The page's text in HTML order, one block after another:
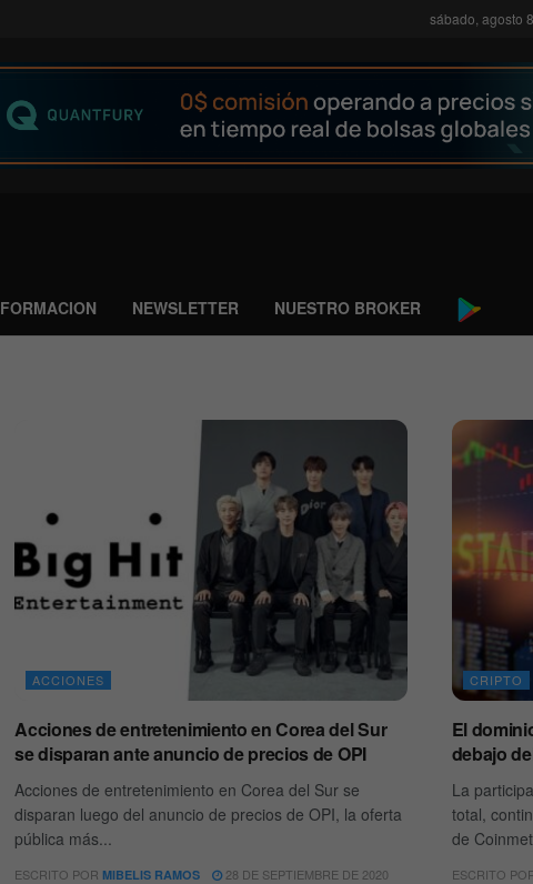
sábado, agosto
FORMACION NEWSLETTER NUESTRO BROKER
ACCIONES
Acciones de entretenimiento en Corea del Sur
se disparan ante anuncio de precios de OPI
Acciones de entretenimiento en Corea del Sur se
disparan luego del anuncio de precios de OPI, la oferta
pública más...
ESCRITO POR MIBELIS RAMOS
28 DE SEPTIEMBRE DE 2020
CRIPTO
El
debajo
La
total,
de
ESCRITO